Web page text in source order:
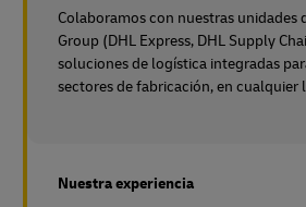
Colaboramos con nuestras unidades
Group (DHL Express, DHL Supply
soluciones de logística integradas
sectores de fabricación, en cualquier
Nuestra experiencia